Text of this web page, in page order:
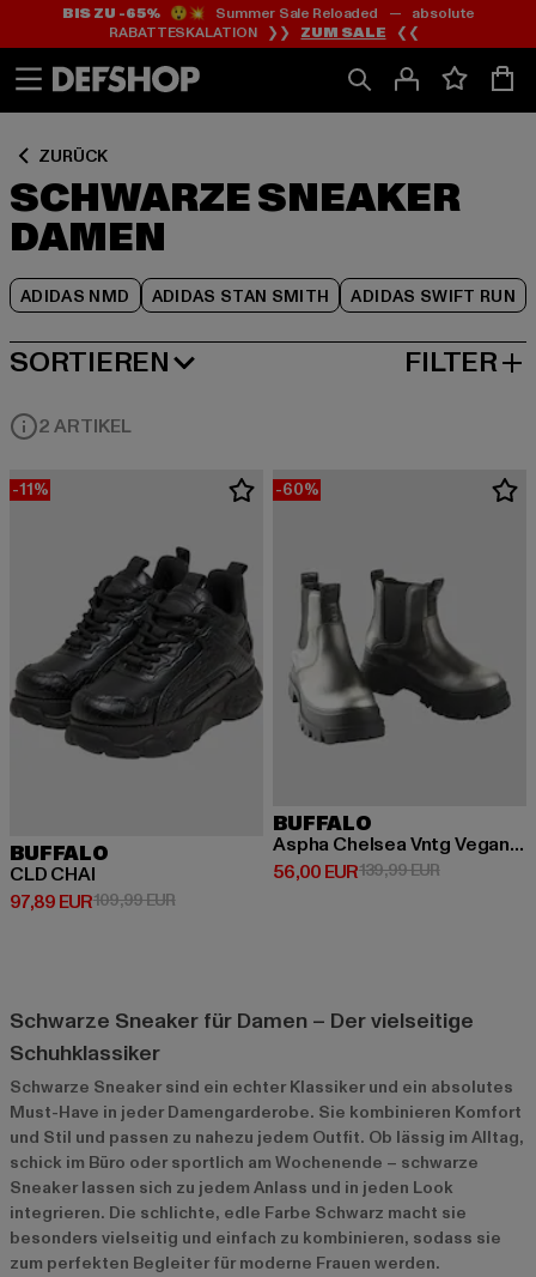
Zum
Inhalt
springen
Zum
Fußzeile
springen
BIS ZU -65%😲💥 Summer Sale Reloaded — absolute
RABATTESKALATION ❯❯ ZUM SALE ❮❮
ZURÜCK
SCHWARZE SNEAKER
DAMEN
ADIDAS NMD ADIDAS STAN SMITH ADIDAS SWIFT RUN
Zum
Produktraster
springen
SORTIEREN
BELIEBTESTE FILTER
2 ARTIKEL
-11%
BUFFALO
CLD CHAI
97,89 EUR
Derzeitiger Preis: 97,89 EUR
109,99 EURAktionspreis: 109,99 EUR
-60%
BUFFALO
Aspha Chelsea Vntg Vegan Nappa
56,00 EUR
Derzeitiger Preis: 56,00 EUR
139,99 EURAktionspreis:
Schwarze Sneaker für Damen – Der vielseitige
Schuhklassiker
Schwarze Sneaker sind ein echter Klassiker und ein absolutes
Must-Have in jeder Damengarderobe. Sie kombinieren Komfort
und Stil und passen zu nahezu jedem Outfit. Ob lässig im Alltag,
schick im Büro oder sportlich am Wochenende – schwarze
Sneaker lassen sich zu jedem Anlass und in jeden Look
integrieren. Die schlichte, edle Farbe Schwarz macht sie
besonders vielseitig und einfach zu kombinieren, sodass sie
zum perfekten Begleiter für moderne Frauen werden.